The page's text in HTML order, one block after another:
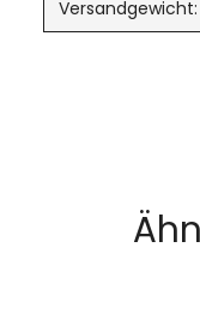
Versandgewicht: